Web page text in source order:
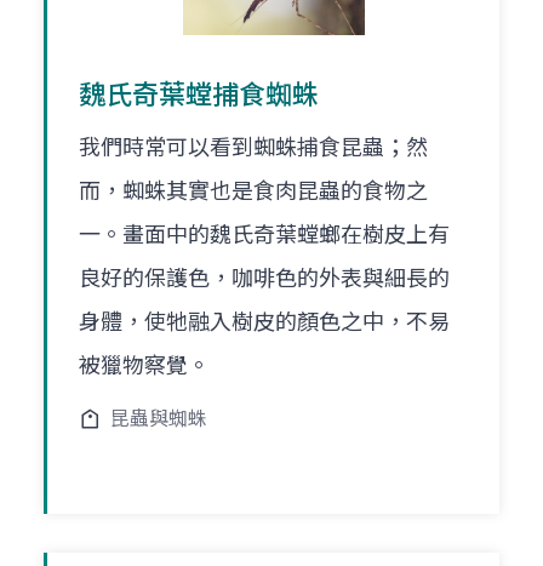
魏氏奇葉螳捕食蜘蛛
我們時常可以看到蜘蛛捕食昆蟲；然
而，蜘蛛其實也是食肉昆蟲的食物之
一。畫面中的魏氏奇葉螳螂在樹皮上有
良好的保護色，咖啡色的外表與細長的
身體，使牠融入樹皮的顏色之中，不易
被獵物察覺。
昆蟲與蜘蛛